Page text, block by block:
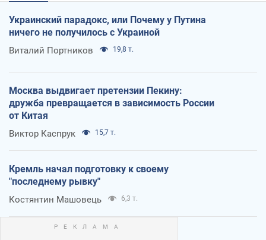
Украинский парадокс, или Почему у Путина
ничего не получилось с Украиной
Виталий Портников 19,8 т.
Москва выдвигает претензии Пекину:
дружба превращается в зависимость России
от Китая
Виктор Каспрук 15,7 т.
Кремль начал подготовку к своему
"последнему рывку"
Костянтин Машовець 6,3 т.